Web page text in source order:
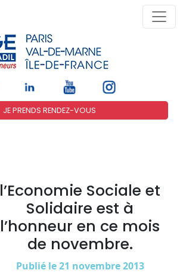
JE PRENDS RENDEZ-VOUS
l’Economie Sociale et
Solidaire est à
l’honneur en ce mois
de novembre.
Publié le 21 novembre 2013